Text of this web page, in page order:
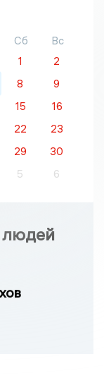
Сб
Вс
1
2
8
9
15
16
22
23
29
30
5 6
людей